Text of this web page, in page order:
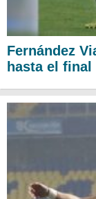
Fernández
hasta el final